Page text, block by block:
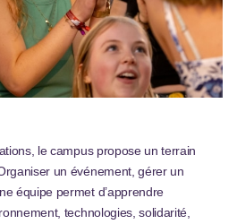
le campus propose un terrain
un événement, gérer un
équipe permet d’apprendre
technologies, solidarité,